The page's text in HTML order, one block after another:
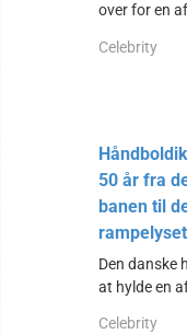
over for en
Celebrity
50 år fra
banen til
rampelyset
Den danske
at hylde en
Celebrity